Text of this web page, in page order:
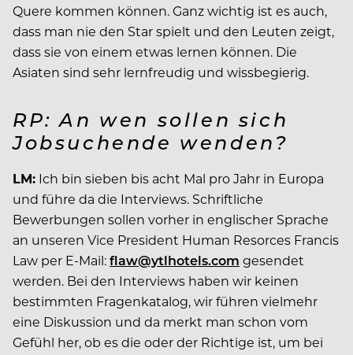
Quere kommen können. Ganz wichtig ist es auch,
dass man nie den Star spielt und den Leuten zeigt,
dass sie von einem etwas lernen können. Die
Asiaten sind sehr lernfreudig und wissbegierig.
RP: An wen sollen sich
Jobsuchende wenden?
LM: Ich bin sieben bis acht Mal pro Jahr in Europa
und führe da die Interviews. Schriftliche
Bewerbungen sollen vorher in englischer Sprache
an unseren Vice President Human Resorces Francis
Law per E-Mail:flaw@ytlhotels.com gesendet
werden. Bei den Interviews haben wir keinen
bestimmten Fragenkatalog, wir führen vielmehr
eine Diskussion und da merkt man schon vom
Gefühl her, ob es die oder der Richtige ist, um bei